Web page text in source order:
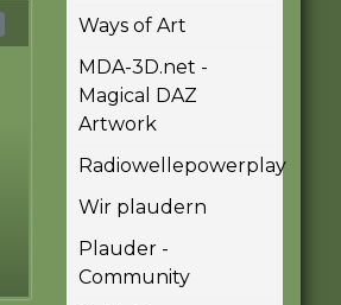
Ways of Art
MDA-3D.net -
Magical DAZ
Artwork
Radiowellepowerplay
Wir plaudern
Plauder -
Community